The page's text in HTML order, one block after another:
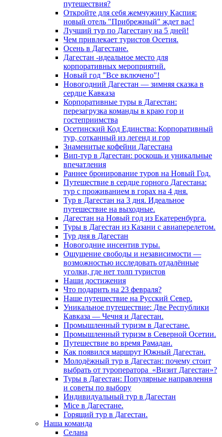
путешествия?
Откройте для себя жемчужину Каспия:
новый отель "Прибрежный" ждет вас!
Лучший тур по Дагестану на 5 дней!
Чем привлекает туристов Осетия.
Осень в Дагестане.
Дагестан -идеальное место для
корпоративных мероприятий.
Новый год "Все включено"!
Новогодний Дагестан — зимняя сказка в
сердце Кавказа
Корпоративные туры в Дагестан:
перезагрузка команды в краю гор и
гостеприимства
Осетинский Код Единства: Корпоративный
тур, сотканный из легенд и гор
Знаменитые кофейни Дагестана
Вип-тур в Дагестан: роскошь и уникальные
впечатления
Раннее бронирование туров на Новый Год.
Путешествие в сердце горного Дагестана:
тур с проживанием в горах на 4 дня.
Тур в Дагестан на 3 дня. Идеальное
путешествие на выходные.
Дагестан на Новый год из Екатеренбурга.
Туры в Дагестан из Казани с авиаперелетом.
Тур дня в Дагестан
Новогодние инсентив туры.
Ощущение свободы и независимости —
возможностью исследовать отдалённые
уголки, где нет толп туристов
Наши достижения
Что подарить на 23 февраля?
Наше путешествие на Русский Север.
Уникальное путешествие: Две Республики
Кавказа — Чечня и Дагестан.
Промышленный туризм в Дагестане.
Промышленный туризм в Северной Осетии.
Путешествие во время Рамадан.
Как появился маршрут Южный Дагестан.
Молодёжный тур в Дагестан: почему стоит
выбрать от туроператора «Визит Дагестан»?
Туры в Дагестан: Популярные направлення
и советы по выбору
Индивидуальный тур в Дагестан
Mice в Дагестане.
Горящий тур в Дагестан.
Наша команда
Селана